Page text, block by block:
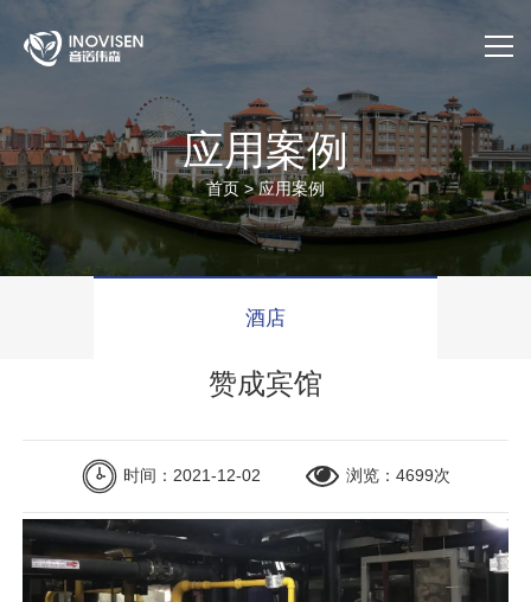
首页
关于我们
产品与服务
官方商城
淘宝企业店铺
应用案例
首页>应用案例
酒店
赞成宾馆
时间：2021-12-02 浏览：4699次